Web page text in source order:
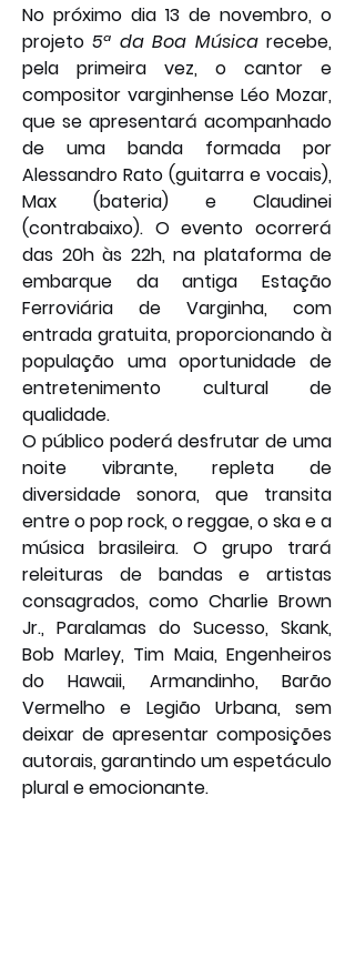
No próximo dia 13 de novembro, o
projeto 5ª da Boa Música recebe,
pela primeira vez, o cantor e
compositor varginhense Léo Mozar,
que se apresentará acompanhado
de uma banda formada por
Alessandro Rato (guitarra e vocais),
Max (bateria) e Claudinei
(contrabaixo). O evento ocorrerá
das 20h às 22h, na plataforma de
embarque da antiga Estação
Ferroviária de Varginha, com
entrada gratuita, proporcionando à
população uma oportunidade de
entretenimento cultural de
qualidade.
O público poderá desfrutar de uma
noite vibrante, repleta de
diversidade sonora, que transita
entre o pop rock, o reggae, o ska e a
música brasileira. O grupo trará
releituras de bandas e artistas
consagrados, como Charlie Brown
Jr., Paralamas do Sucesso, Skank,
Bob Marley, Tim Maia, Engenheiros
do Hawaii, Armandinho, Barão
Vermelho e Legião Urbana, sem
deixar de apresentar composições
autorais, garantindo um espetáculo
plural e emocionante.